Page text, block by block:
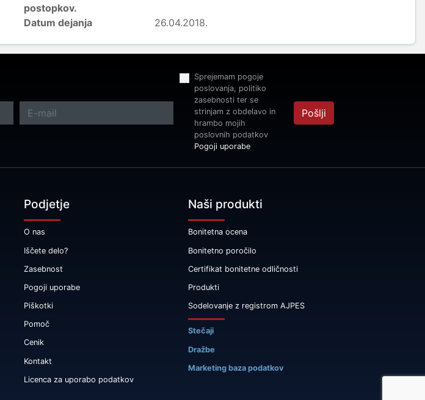
postopkov.
Datum dejanja 26.04.2018.
Sprejemam pogoje
poslovanja, politiko
zasebnosti ter se
strinjam z obdelavo in
hrambo mojih
poslovnih podatkov
Pogoji uporabe
Pošlji
Podjetje
O nas
Iščete delo?
Zasebnost
Pogoji uporabe
Piškotki
Pomoč
Cenik
Kontakt
Licenca za uporabo podatkov
Naši produkti
Bonitetna ocena
Bonitetno poročilo
Certifikat bonitetne odličnosti
Produkti
Sodelovanje z registrom AJPES
Stečaji
Dražbe
Marketing baza podatkov